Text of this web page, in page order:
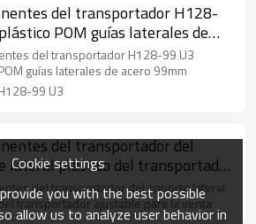
del transportador H128-
POM guías laterales de
del transportador H128-99 U3
guías laterales de acero 99mm
99 U3
del transportador del
lateral plástico del transportador
para la venta
del transportador del soporte lateral
transportador ajustable para la venta
Cookie settings
you with the best possible
allow us to analyze user behavior in